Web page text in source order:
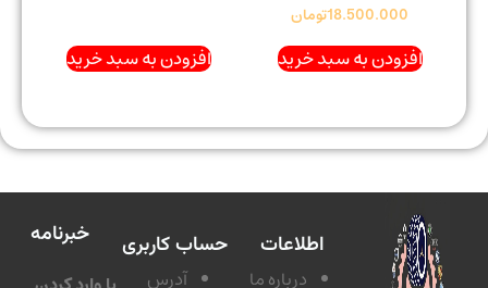
18.500.000تومان
افزودن به سبد خرید افزودن به سبد خرید
اطلاعات
درباره ما
حساب کاربری
آدرس
خبرنامه